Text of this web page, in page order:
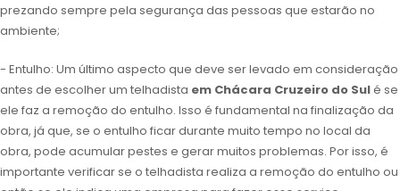
prezando sempre pela segurança das pessoas que estarão no
ambiente;
- Entulho: Um último aspecto que deve ser levado em consideração
antes de escolher um telhadista em Chácara Cruzeiro do Sulé se
ele faz a remoção do entulho. Isso é fundamental na finalização da
obra, já que, se o entulho ficar durante muito tempo no local da
obra, pode acumular pestes e gerar muitos problemas. Por isso, é
importante verificar se o telhadista realiza a remoção do entulho ou